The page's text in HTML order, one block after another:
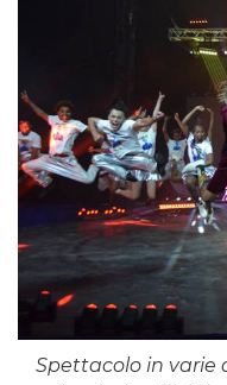
Spettacolo in varie